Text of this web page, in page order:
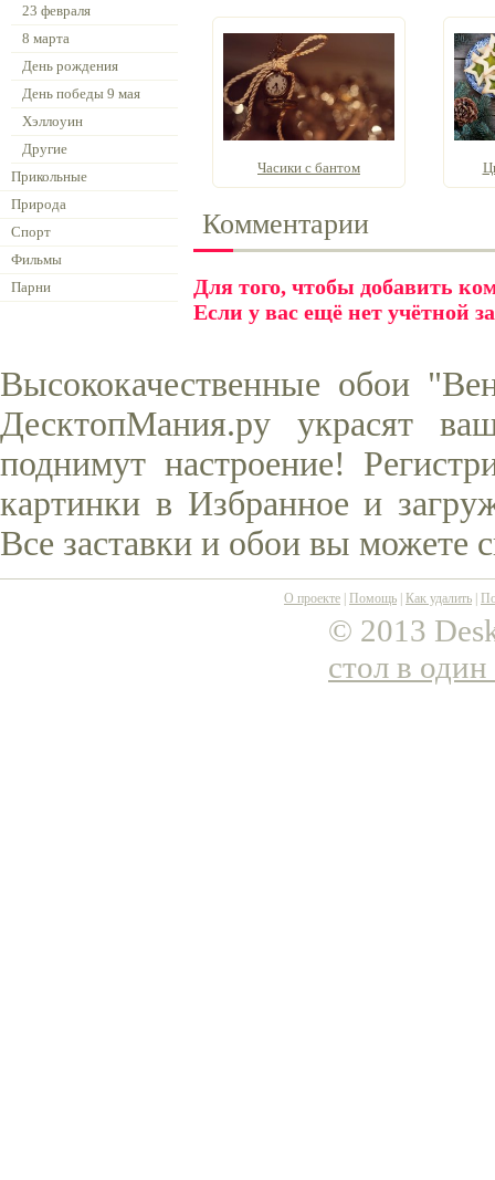
23 февраля
8 марта
День рождения
День победы 9 мая
Хэллоуин
Другие
Прикольные
Природа
Спорт
Фильмы
Парни
Часики с бантом
Комментарии
Для того, чтобы добавить
Если у вас ещё нет учётной
Высококачественные обои
ДесктопМания.ру украсят
поднимут настроение!
картинки в Избранное и
Все заставки и обои вы можете
О проекте Помощь Как удалить
© 2013
стол в